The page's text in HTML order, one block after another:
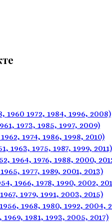
1960 1972, 1984, 1996, 2008)
1973, 1985, 1997, 2009)
1974, 1986, 1998, 2010)
1963, 1975, 1987, 1999, 2011)
1964, 1976, 1988, 2000,
1977, 1989, 2001, 2013)
1966, 1978, 1990, 2002,
1979, 1991, 2003, 2015)
1968, 1980, 1992, 2004,
1969, 1981, 1993, 2005, 2017)